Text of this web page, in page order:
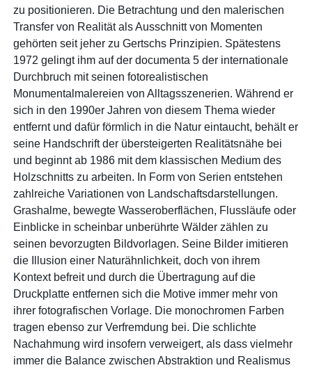
zu positionieren. Die Betrachtung und den malerischen
Transfer von Realität als Ausschnitt von Momenten
gehörten seit jeher zu Gertschs Prinzipien. Spätestens
1972 gelingt ihm auf der documenta 5 der internationale
Durchbruch mit seinen fotorealistischen
Monumentalmalereien von Alltagsszenerien. Während er
sich in den 1990er Jahren von diesem Thema wieder
entfernt und dafür förmlich in die Natur eintaucht, behält er
seine Handschrift der übersteigerten Realitätsnähe bei
und beginnt ab 1986 mit dem klassischen Medium des
Holzschnitts zu arbeiten. In Form von Serien entstehen
zahlreiche Variationen von Landschaftsdarstellungen.
Grashalme, bewegte Wasseroberflächen, Flussläufe oder
Einblicke in scheinbar unberührte Wälder zählen zu
seinen bevorzugten Bildvorlagen. Seine Bilder imitieren
die Illusion einer Naturähnlichkeit, doch von ihrem
Kontext befreit und durch die Übertragung auf die
Druckplatte entfernen sich die Motive immer mehr von
ihrer fotografischen Vorlage. Die monochromen Farben
tragen ebenso zur Verfremdung bei. Die schlichte
Nachahmung wird insofern verweigert, als dass vielmehr
immer die Balance zwischen Abstraktion und Realismus